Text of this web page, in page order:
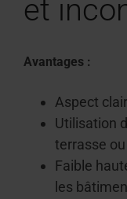
et
Avantages :
Aspect
Utilisation
terrasse
Faible
les